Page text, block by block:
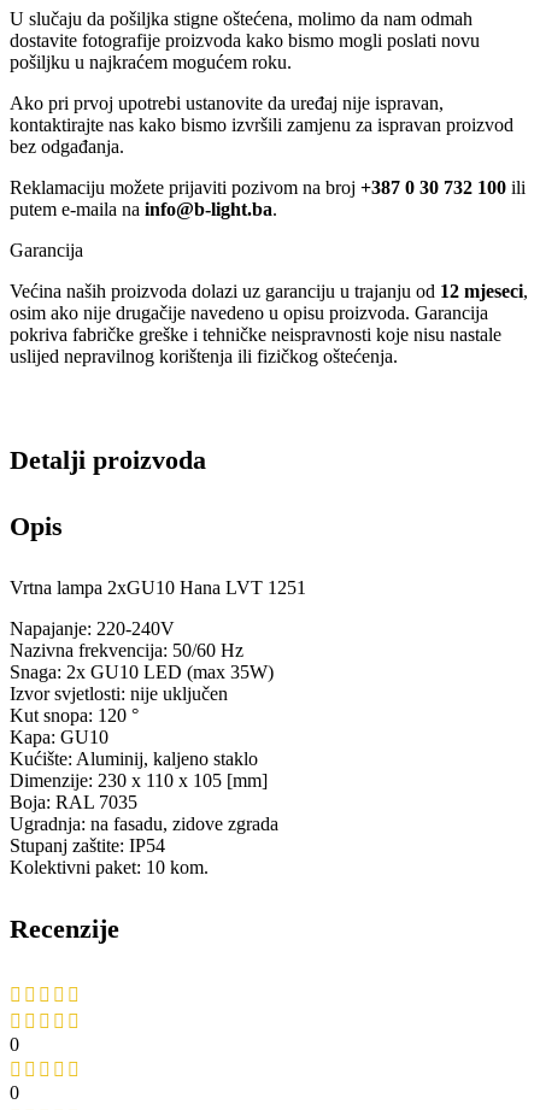
U slučaju da pošiljka stigne oštećena, molimo da nam odmah
dostavite fotografije proizvoda kako bismo mogli poslati novu
pošiljku u najkraćem mogućem roku.
Ako pri prvoj upotrebi ustanovite da uređaj nije ispravan,
kontaktirajte nas kako bismo izvršili zamjenu za ispravan proizvod
bez odgađanja.
Reklamaciju možete prijaviti pozivom na broj +387 0 30 732 100 ili
putem e-maila na info@b-light.ba.
Garancija
Većina naših proizvoda dolazi uz garanciju u trajanju od 12 mjeseci,
osim ako nije drugačije navedeno u opisu proizvoda. Garancija
pokriva fabričke greške i tehničke neispravnosti koje nisu nastale
uslijed nepravilnog korištenja ili fizičkog oštećenja.
Detalji proizvoda
Opis
Vrtna lampa 2xGU10 Hana LVT 1251
Napajanje: 220-240V
Nazivna frekvencija: 50/60 Hz
Snaga: 2x GU10 LED (max 35W)
Izvor svjetlosti: nije uključen
Kut snopa: 120 °
Kapa: GU10
Kućište: Aluminij, kaljeno staklo
Dimenzije: 230 x 110 x 105 [mm]
Boja: RAL 7035
Ugradnja: na fasadu, zidove zgrada
Stupanj zaštite: IP54
Kolektivni paket: 10 kom.
Recenzije
0
0